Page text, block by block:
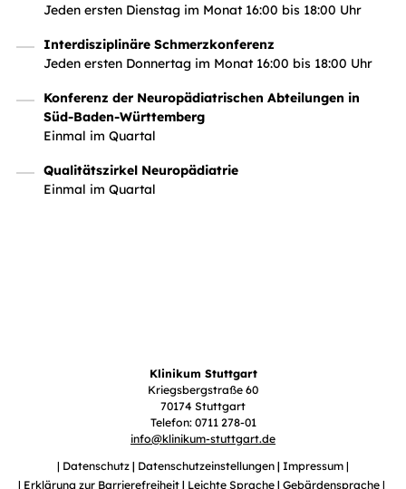
Jeden ersten Dienstag im Monat 16:00 bis 18:00 Uhr
Interdisziplinäre Schmerzkonferenz
Jeden ersten Donnertag im Monat 16:00 bis 18:00 Uhr
Konferenz der Neuropädiatrischen Abteilungen in
Süd-Baden-Württemberg
Einmal im Quartal
Qualitätszirkel Neuropädiatrie
Einmal im Quartal
Klinikum Stuttgart
Kriegsbergstraße 60
70174 Stuttgart
Telefon: 0711 278-01
info@klinikum-stuttgart.de
Datenschutz
Datenschutzeinstellungen Impressum
Erklärung zur Barrierefreiheit
Leichte Sprache Gebärdensprache